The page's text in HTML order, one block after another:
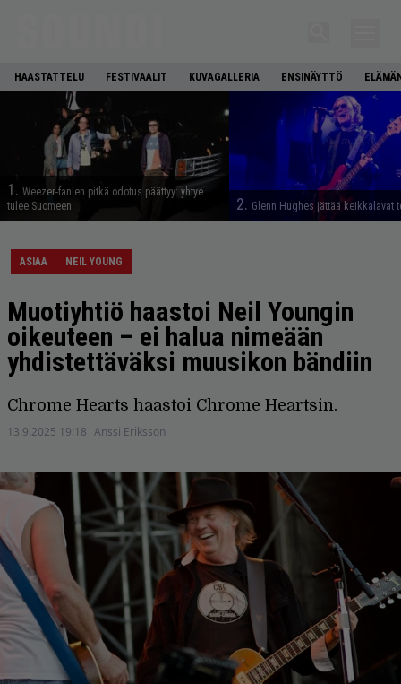
HAASTATTELU FESTIVAALIT KUVAGALLERIA ENSINÄYTTÖ
1. Weezer-fanien pitkä odotus päättyy: yhtye
tulee Suomeen
2. Glenn Hughes jättää keikkalavat
ASIAA NEIL YOUNG
Muotiyhtiö haastoi Neil Youngin
oikeuteen – ei halua nimeään
yhdistettäväksi muusikon bändiin
Chrome Hearts haastoi Chrome Heartsin.
13.9.2025 19:18 Anssi Eriksson